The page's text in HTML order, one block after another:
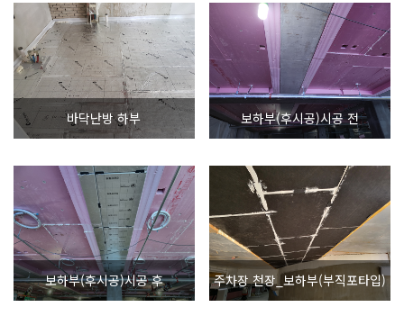
바닥난방 하부 보하부(후시공)시공 전
보하부(후시공)시공 후 주차장 천장_보하부(부직포타입)